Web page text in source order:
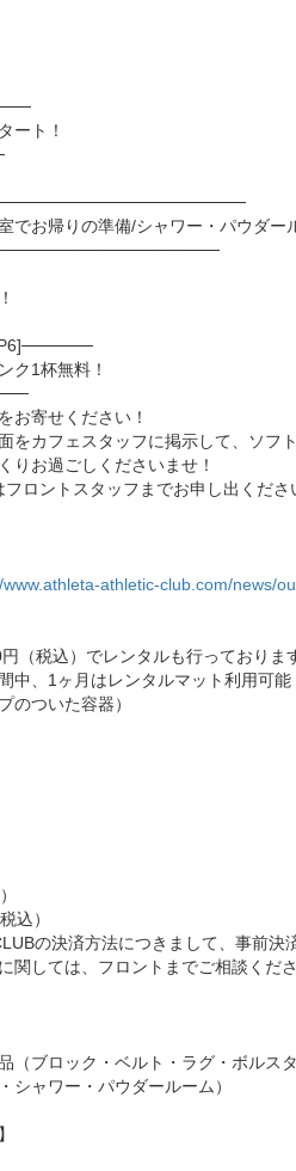
ート！
でお帰りの準備/シャワー・パウダー
ク1杯無料！
お寄せください！
をカフェスタッフに掲示して、ソフ
りお過ごしくださいませ！
ロントスタッフまでお申し出くださ
www.athleta-athletic-club.com/news/
税込）でレンタルも行っておりま
、1ヶ月はレンタルマット利用可能
のついた容器）
込）
の決済方法につきまして、事前決
しては、フロントまでご相談くださ
（ブロック・ベルト・ラグ・ボルスタ
シャワー・パウダールーム）